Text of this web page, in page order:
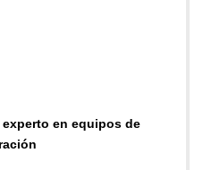
en equipos de